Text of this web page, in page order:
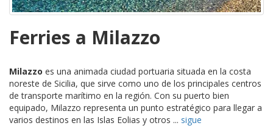
Ferries a Milazzo
Milazzo es una animada ciudad portuaria situada en la costa
noreste de Sicilia, que sirve como uno de los principales centros
de transporte marítimo en la región. Con su puerto bien
equipado, Milazzo representa un punto estratégico para llegar a
varios destinos en las Islas Eolias y otros ... sigue